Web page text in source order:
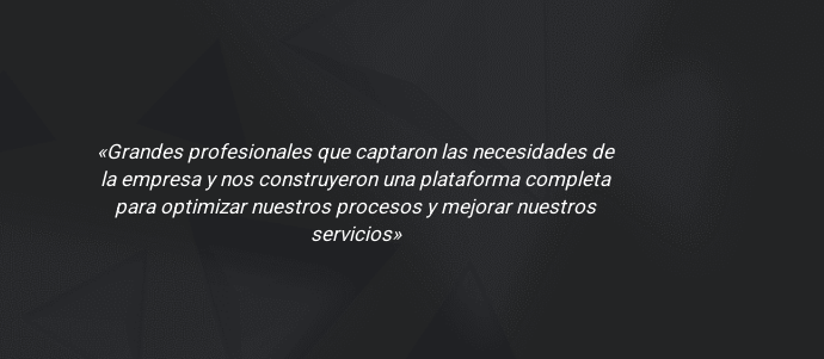
«Grandes profesionales que captaron las necesidades de
la empresa y nos construyeron una plataforma completa
para optimizar nuestros procesos y mejorar nuestros
servicios»